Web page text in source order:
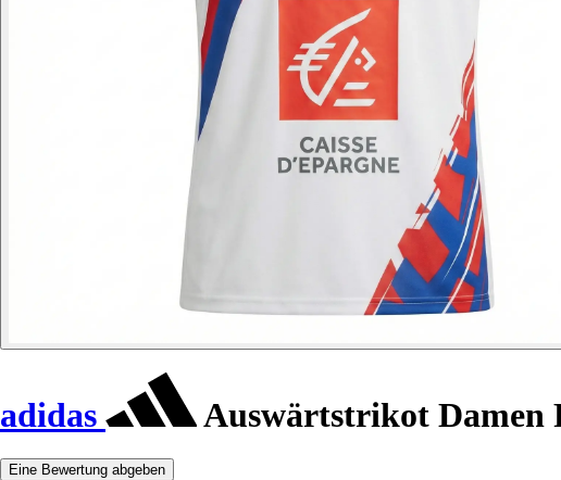
adidas Auswärtstrikot Damen
Eine Bewertung abgeben